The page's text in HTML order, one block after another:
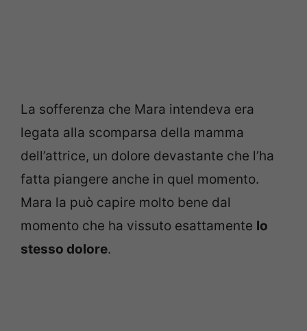
La sofferenza che Mara intendeva era
legata alla scomparsa della mamma
dell’attrice, un dolore devastante che l’ha
fatta piangere anche in quel momento.
Mara la può capire molto bene dal
momento che ha vissuto esattamente lo
stesso dolore.